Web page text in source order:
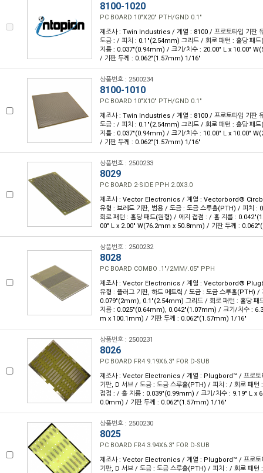
8100-1020
PC BOARD 10"X20" PTH/GND 0.1"
제조사 : Twin Industries / 계열 : 8100 / 프로토타입 기판
도금 : / 피치 : 0.1"(2.54mm) 그리드 / 회로 패턴 : 홀당 패
지름 : 0.037"(0.94mm) / 크기/치수 : 20.00" L x 10.00"
/ 기판 두께 : 0.062"(1.57mm) 1/16"
상품번호 : 2500234
8100-1010
PC BOARD 10"X10" PTH/GND 0.1"
제조사 : Twin Industries / 계열 : 8100 / 프로토타입 기판
도금 : / 피치 : 0.1"(2.54mm) 그리드 / 회로 패턴 : 홀당 패
지름 : 0.037"(0.94mm) / 크기/치수 : 10.00" L x 10.00"
/ 기판 두께 : 0.062"(1.57mm) 1/16"
상품번호 : 2500233
8029
PC BOARD 2-SIDE PPH 2.0X3.0
제조사 : Vector Electronics / 계열 : Vectorbord®
유형 : 브레드 기판, 범용 / 도금 : 도금 스루홀(PTH) / 피치
회로 패턴 : 홀당 패드(원형) / 에지 접점 : / 홀 지름 :
00" L x 2.00" W(76.2mm x 50.8mm) / 기판 두께 :
상품번호 : 2500232
8028
PC BOARD COMBO .1"/2MM/.05" PPH
제조사 : Vector Electronics / 계열 : Vectorbord®
유형 : 플러그 기판, 하드 메트릭 / 도금 : 도금 스루홀(PTH)
0.079"(2mm), 0.1"(2.54mm) 그리드 / 회로 패턴 : 홀당 패
지름 : 0.025"(0.64mm), 0.042"(1.07mm) / 크기/치수 :
m x 100.1mm) / 기판 두께 : 0.062"(1.57mm) 1/16"
상품번호 : 2500231
8026
PC BOARD FR4 9.19X6.3" FOR D-SUB
제조사 : Vector Electronics / 계열 : Plugbord™ / 프로토
기판, D 서브 / 도금 : 도금 스루홀(PTH) / 피치 : / 회로 패턴
접점 : / 홀 지름 : 0.039"(0.99mm) / 크기/치수 : 9.19" L x
0.0mm) / 기판 두께 : 0.062"(1.57mm) 1/16"
상품번호 : 2500230
8025
PC BOARD FR4 3.94X6.3" FOR D-SUB
제조사 : Vector Electronics / 계열 : Plugbord™ / 프로토
기판, D 서브 / 도금 : 도금 스루홀(PTH) / 피치 : / 회로 패턴